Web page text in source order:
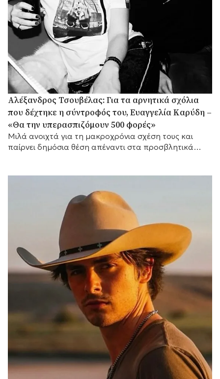
Αλέξανδρος Τσουβέλας: Για τα αρνητικά σχόλια
που δέχτηκε η σύντροφός του, Ευαγγελία Καρύδη –
«Θα την υπερασπιζόμουν 500 φορές»
Μιλά ανοιχτά για τη μακροχρόνια σχέση τους και
παίρνει δημόσια θέση απέναντι στα προσβλητικά